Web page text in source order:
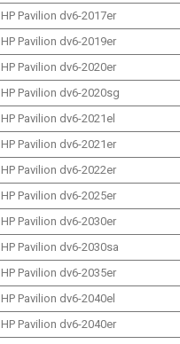
HP Pavilion dv6-2017er
HP Pavilion dv6-2019er
HP Pavilion dv6-2020er
HP Pavilion dv6-2020sg
HP Pavilion dv6-2021el
HP Pavilion dv6-2021er
HP Pavilion dv6-2022er
HP Pavilion dv6-2025er
HP Pavilion dv6-2030er
HP Pavilion dv6-2030sa
HP Pavilion dv6-2035er
HP Pavilion dv6-2040el
HP Pavilion dv6-2040er